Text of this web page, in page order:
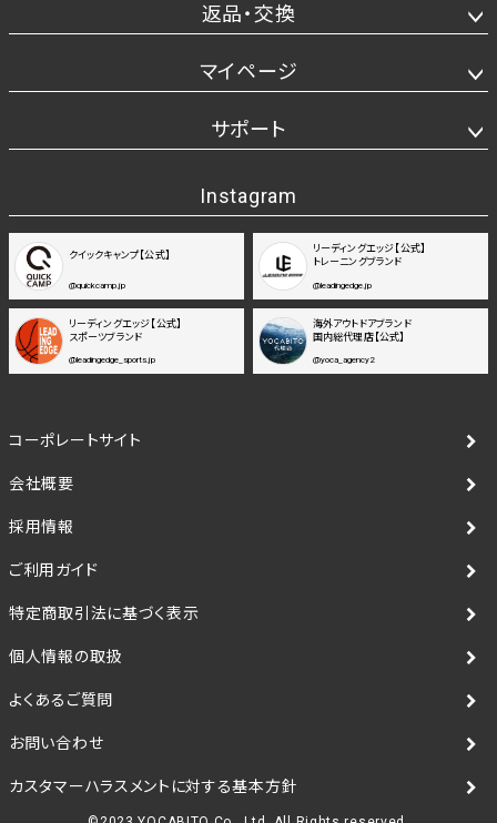
返品・交換
マイページ
サポート
Instagram
クイックキャンプ【公式】
@quickcamp.jp
リーディングエッジ【公式】
トレーニングブランド
@leadingedge.jp
リーディングエッジ【公式】
スポーツブランド
@leadingedge_sports.jp
海外アウトドアブランド
国内総代理店【公式】
@yoca_agency2
コーポレートサイト
会社概要
採用情報
ご利用ガイド
特定商取引法に基づく表示
個人情報の取扱
よくあるご質問
お問い合わせ
カスタマーハラスメントに対する基本方針